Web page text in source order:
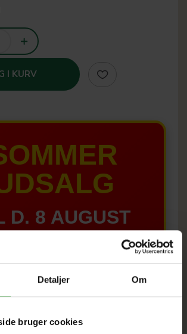
Detaljer Om
bruger cookies
I KURV
D. 8 AUGUST
WEBSHOPPEN ER
SAT NED
GÆLDER IKKE